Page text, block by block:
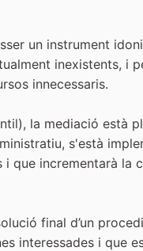
un instrument
inexistents, i
innecessaris.
la mediació està
s'està
que incrementarà la
final d’un
interessades i que